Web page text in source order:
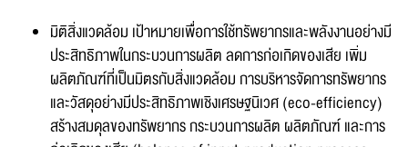
มิติสิ่งแวดล้อม เป้าหมายเพื่อการใช้ทรัพยากรและพลังงานอย่างมี
ประสิทธิภาพในกระบวนการผลิต ลดการก่อเกิดของเสีย เพิ่ม
ผลิตภัณฑ์ที่เป็นมิตรกับสิ่งแวดล้อม การบริหารจัดการทรัพยากร
และวัสดุอย่างมีประสิทธิภาพเชิงเศรษฐนิเวศ (eco-efficiency)
สร้างสมดุลของทรัพยากร กระบวนการผลิต ผลิตภัณฑ์ และการ
แบบฟอร์มการติดต่อ
หัวข้อเรื่อง :